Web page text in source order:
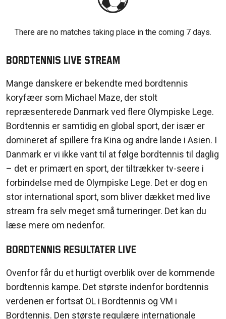
There are no matches taking place in the coming 7 days.
Bordtennis Live Stream
Mange danskere er bekendte med bordtennis
koryfæer som Michael Maze, der stolt
repræsenterede Danmarkved flere Olympiske Lege.
Bordtennis er samtidig en global sport, der især er
domineret af spillere fra Kina og andre lande i Asien. I
Danmark er vi ikke vanttil atfølge bordtennis til daglig
– det er primært en sport, dertiltrækkertv-seere i
forbindelse med de Olympiske Lege. Det er dog en
stor international sport, som bliver dækket med live
stream fra selv meget små turneringer. Det kan du
læse mere om nedenfor.
Bordtennis resultater live
Ovenforfår du et hurtigt overblik over de kommende
bordtennis kampe. Det største indenfor bordtennis
verdenen erfortsat OL i Bordtennis og VM i
Bordtennis. Den største regulære internationale